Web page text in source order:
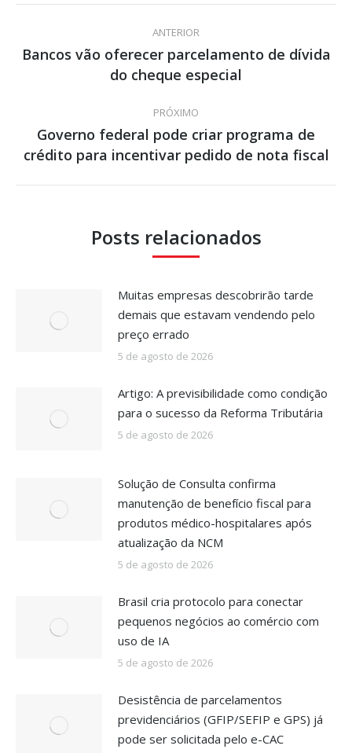
Navegação
de
ANTERIOR
Post
anterior:
Bancos vão oferecer parcelamento de dívida
do cheque especial
PRÓXIMO
Próximo
post:
Governo federal pode criar programa de
crédito para incentivar pedido de nota fiscal
Posts relacionados
Muitas empresas descobrirão tarde
demais que estavam vendendo pelo
preço errado
5 de agosto de 2026
Artigo: A previsibilidade como condição
para o sucesso da Reforma Tributária
5 de agosto de 2026
Solução de Consulta confirma
manutenção de benefício fiscal para
produtos médico-hospitalares após
atualização da NCM
5 de agosto de 2026
Brasil cria protocolo para conectar
pequenos negócios ao comércio com
uso de IA
5 de agosto de 2026
Desistência de parcelamentos
previdenciários (GFIP/SEFIP e GPS) já
pode ser solicitada pelo e-CAC